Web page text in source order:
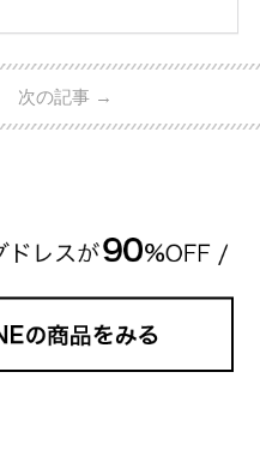
と山田さんが結婚指輪に選ばれ
となっているのです。 その相場
なっています。 小栗旬さん・
次の記事 →